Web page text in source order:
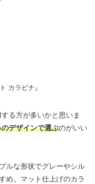
カラビナ』
る方が多いかと思いま
デザインで選ぶのがいい
ルな形状でグレーやシル
め。マット仕上げのカラ